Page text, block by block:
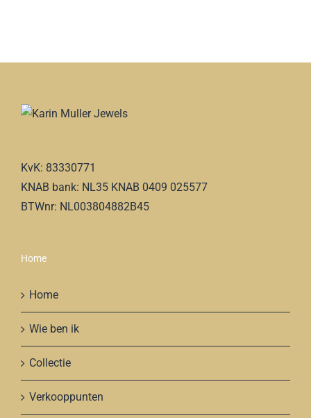
KvK: 83330771
KNAB bank: NL35 KNAB 0409 025577
BTWnr: NL003804882B45
Home
Home
Wie ben ik
Collectie
Verkooppunten